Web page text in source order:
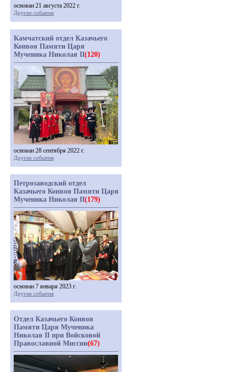
основан 21 августа 2022 г.
Другие события
Камчатский отдел Казачьего
Конвоя Памяти Царя
Мученика Николая II(120)
основан 28 сентября 2022 г.
Другие события
Петрозаводский отдел
Казачьего Конвоя Памяти Царя
Мученика Николая II(179)
основан 7 января 2023 г.
Другие события
Отдел Казачьего Конвоя
Памяти Царя Мученика
Николая II при Войсковой
Православной Миссии(67)